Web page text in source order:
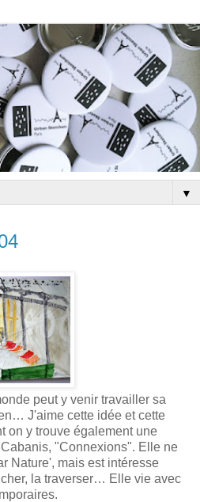
▼
peut y venir travailler sa
J'aime cette idée et cette
on y trouve également une
"Connexions". Elle ne
Nature', mais est intéresse
la traverser… Elle vie avec